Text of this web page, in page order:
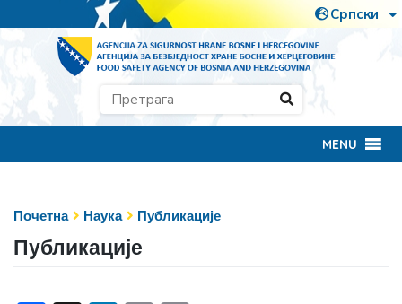
MENU
Почетна Наука Публикације
Публикације